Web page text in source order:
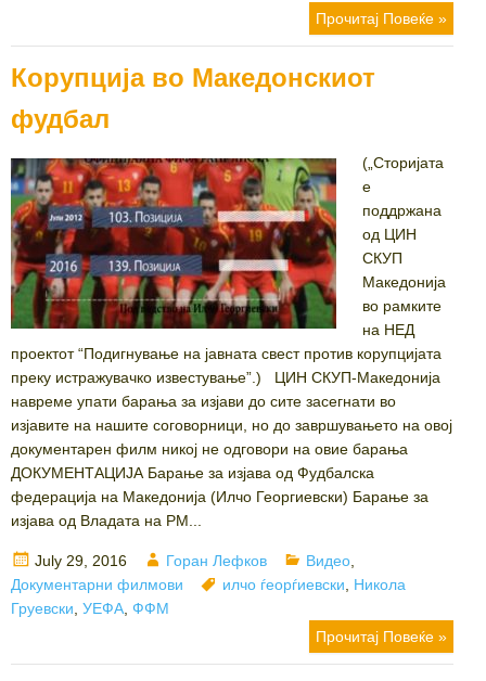
Прочитај Повеќе »
Корупција во Македонскиот
фудбал
(„Сторијата
е
поддржана
од ЦИН
СКУП
Македонија
во рамките
на НЕД
проектот “Подигнување на јавната свест против корупцијата
преку истражувачко известување”.) ЦИН СКУП-Македонија
навреме упати барања за изјави до сите засегнати во
изјавите на нашите соговорници, но до завршувањето на овој
документарен филм никој не одговори на овие барања
ДОКУМЕНТАЦИЈА Барање за изјава од Фудбалска
федерација на Македонија (Илчо Георгиевски) Барање за
изјава од Владата на РМ...
Posted
on
July 29, 2016 Author
Горан Лефков Categories
Видео
Документарни филмови
Tags
илчо ѓеорѓиевски
Никола
Груевски УЕФА ФФМ
Прочитај Повеќе »